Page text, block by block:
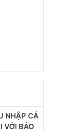
NHẬP CÁ
VỚI BẢO